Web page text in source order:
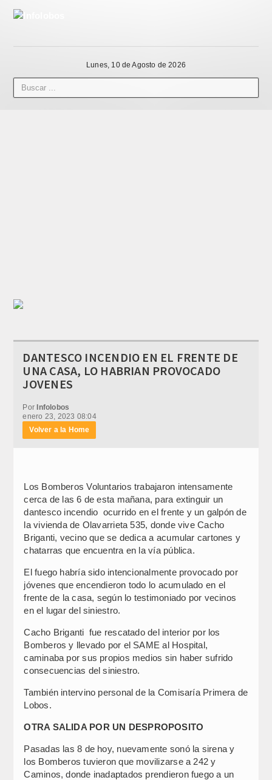
Lunes, 10 de Agosto de 2026
DANTESCO INCENDIO EN EL FRENTE DE
UNA CASA, LO HABRIAN PROVOCADO
JOVENES
Por Infolobos
enero 23, 2023 08:04
Volver a la Home
Los Bomberos Voluntarios trabajaron intensamente
cerca de las 6 de esta mañana, para extinguir un
dantesco incendio ocurrido en el frente y un galpón de
la vivienda de Olavarrieta 535, donde vive Cacho
Briganti, vecino que se dedica a acumular cartones y
chatarras que encuentra en la vía pública.
El fuego habría sido intencionalmente provocado por
jóvenes que encendieron todo lo acumulado en el
frente de la casa, según lo testimoniado por vecinos
en el lugar del siniestro.
Cacho Briganti fue rescatado del interior por los
Bomberos y llevado por el SAME al Hospital,
caminaba por sus propios medios sin haber sufrido
consecuencias del siniestro.
También intervino personal de la Comisaría Primera de
Lobos.
OTRA SALIDA POR UN DESPROPOSITO
Pasadas las 8 de hoy, nuevamente sonó la sirena y
los Bomberos tuvieron que movilizarse a 242 y
Caminos, donde inadaptados prendieron fuego a un